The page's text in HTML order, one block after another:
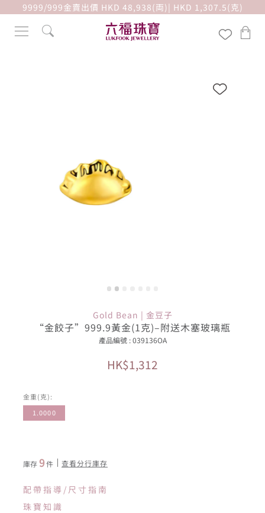
9999/999金賣出價 HKD 48,938(両)| HKD 1,307.5(克)
Gold Bean | 金豆子
“金餃子”999.9黃金(1克)–附送木塞玻璃瓶
產品編號 : 039136OA
HK$1,312
金重(克):
1.0000
庫存 9件 查看分行庫存
配帶指導/尺寸指南
珠寶知識